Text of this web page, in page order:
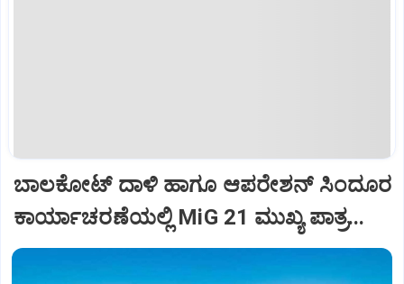
ಬಾಲಕೋಟ್‌ ದಾಳಿ ಹಾಗೂ ಆಪರೇಶನ್‌ ಸಿಂದೂರ
ಕಾರ್ಯಾಚರಣೆಯಲ್ಲಿ MiG 21 ಮುಖ್ಯ ಪಾತ್ರ...